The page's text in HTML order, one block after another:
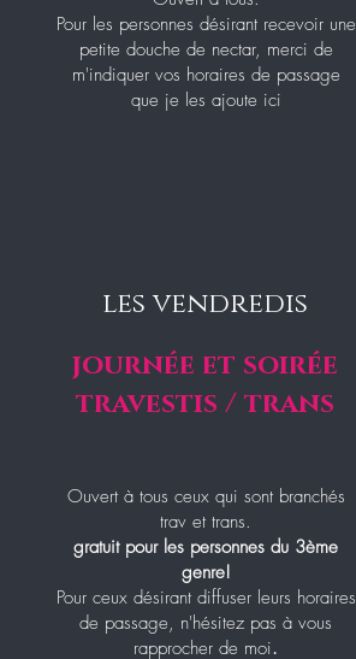
Pour les personnes désirant recevoir une
petite douche de nectar, merci de
m'indiquer vos horaires de passage
que je les ajoute ici
les vendredis
journée et soirée
travestis / trans
Ouvert à tous ceux qui sont branchés
trav et trans.
gratuit pour les personnes du 3ème
genre!
Pour ceux désirant diffuser leurs horaires
de passage, n'hésitez pas à vous
rapprocher de moi.